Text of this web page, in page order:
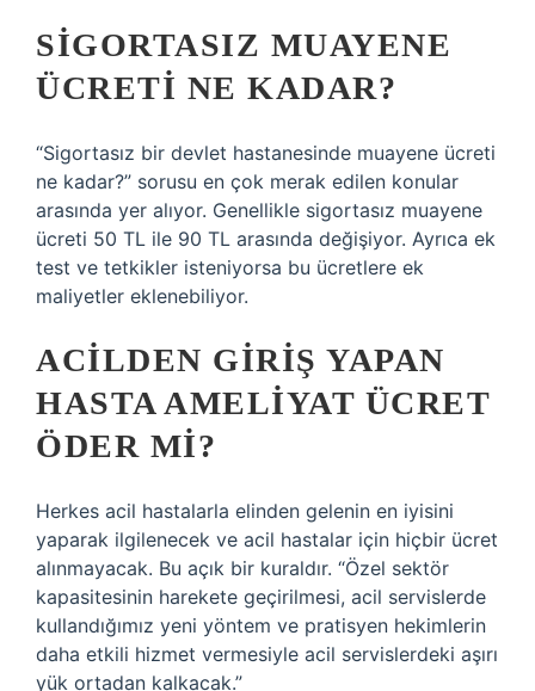
SIGORTASIZ MUAYENE
ÜCRETI NE KADAR?
“Sigortasız bir devlet hastanesinde muayene ücreti
ne kadar?” sorusu en çok merak edilen konular
arasında yer alıyor. Genellikle sigortasız muayene
ücreti 50 TL ile 90 TL arasında değişiyor. Ayrıca ek
test ve tetkikler isteniyorsa bu ücretlere ek
maliyetler eklenebiliyor.
ACILDEN GIRIŞ YAPAN
HASTA AMELIYAT ÜCRET
ÖDER MI?
Herkes acil hastalarla elinden gelenin en iyisini
yaparak ilgilenecek ve acil hastalar için hiçbir ücret
alınmayacak. Bu açık bir kuraldır. “Özel sektör
kapasitesinin harekete geçirilmesi, acil servislerde
kullandığımız yeni yöntem ve pratisyen hekimlerin
daha etkili hizmet vermesiyle acil servislerdeki aşırı
yük ortadan kalkacak.”